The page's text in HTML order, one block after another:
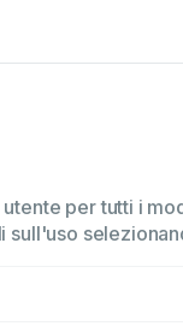
per tutti i
sull'uso